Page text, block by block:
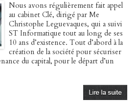
Nous avons régulièrement fait appel
au cabinet Clé, dirigé par Me
Christophe Leguevaques, qui a suivi
ST Informatique tout au long de ses
10 ans d’existence. Tout d’abord à la
création de la société pour sécuriser
du capital, pour le départ d’un